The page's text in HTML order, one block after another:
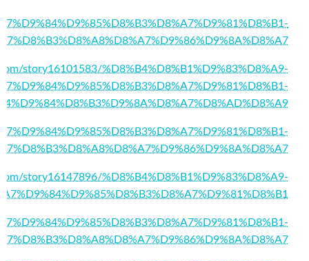
story16101583/%D8%B4%D8%B1%D9%83%D8%A9-
story16147896/%D8%B4%D8%B1%D9%83%D8%A9-